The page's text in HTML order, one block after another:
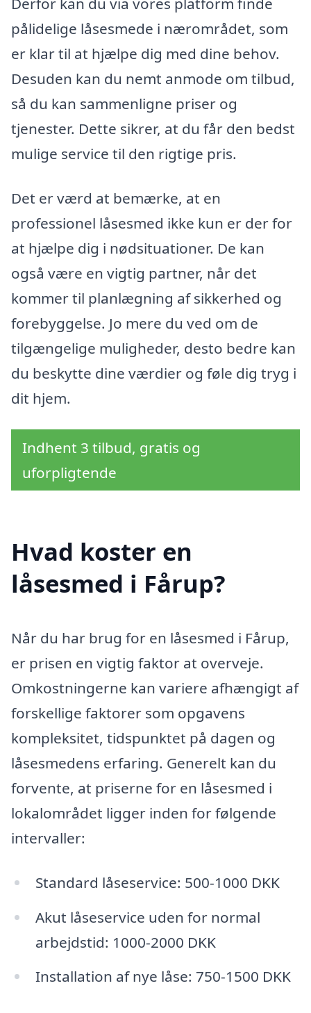
pålidelige låsesmede i nærområdet, som
er klar til at hjælpe dig med dine behov.
Desuden kan du nemt anmode om tilbud,
så du kan sammenligne priser og
tjenester. Dette sikrer, at du får den bedst
mulige service til den rigtige pris.
Det er værd at bemærke, at en
professionel låsesmed ikke kun er der for
at hjælpe dig i nødsituationer. De kan
også være en vigtig partner, når det
kommer til planlægning af sikkerhed og
forebyggelse. Jo mere du ved om de
tilgængelige muligheder, desto bedre kan
du beskytte dine værdier og føle dig tryg i
dit hjem.
Indhent 3 tilbud, gratis og
uforpligtende
Hvad koster en
låsesmed i Fårup?
Når du har brug for en låsesmed i Fårup,
er prisen en vigtig faktor at overveje.
Omkostningerne kan variere afhængigt af
forskellige faktorer som opgavens
kompleksitet, tidspunktet på dagen og
låsesmedens erfaring. Generelt kan du
forvente, at priserne for en låsesmed i
lokalområdet ligger inden for følgende
intervaller:
Standard låseservice: 500-1000 DKK
Akut låseservice uden for normal
arbejdstid: 1000-2000 DKK
Installation af nye låse: 750-1500 DKK